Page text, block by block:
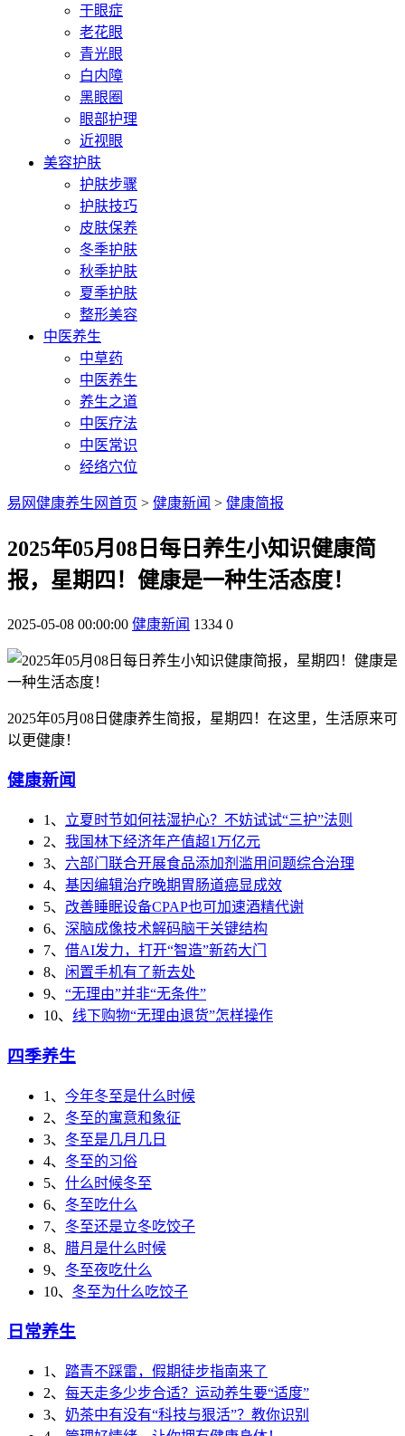
干眼症
老花眼
青光眼
白内障
黑眼圈
眼部护理
近视眼
美容护肤
护肤步骤
护肤技巧
皮肤保养
冬季护肤
秋季护肤
夏季护肤
整形美容
中医养生
中草药
中医养生
养生之道
中医疗法
中医常识
经络穴位
易网健康养生网首页 > 健康新闻 > 健康简报
2025年05月08日每日养生小知识健康简
报，星期四！健康是一种生活态度！
2025-05-08 00:00:00 健康新闻 1334 0
2025年05月08日健康养生简报，星期四！在这里，生活原来可
以更健康！
健康新闻
1、 立夏时节如何祛湿护心？不妨试试“三护”法则
2、 我国林下经济年产值超1万亿元
3、 六部门联合开展食品添加剂滥用问题综合治理
4、 基因编辑治疗晚期胃肠道癌显成效
5、 改善睡眠设备CPAP也可加速酒精代谢
6、 深脑成像技术解码脑干关键结构
7、 借AI发力，打开“智造”新药大门
8、 闲置手机有了新去处
9、 “无理由”并非“无条件”
10、 线下购物“无理由退货”怎样操作
四季养生
1、 今年冬至是什么时候
2、 冬至的寓意和象征
3、 冬至是几月几日
4、 冬至的习俗
5、 什么时候冬至
6、 冬至吃什么
7、 冬至还是立冬吃饺子
8、 腊月是什么时候
9、 冬至夜吃什么
10、 冬至为什么吃饺子
日常养生
1、 踏青不踩雷，假期徒步指南来了
2、 每天走多少步合适？运动养生要“适度”
3、 奶茶中有没有“科技与狠活”？教你识别